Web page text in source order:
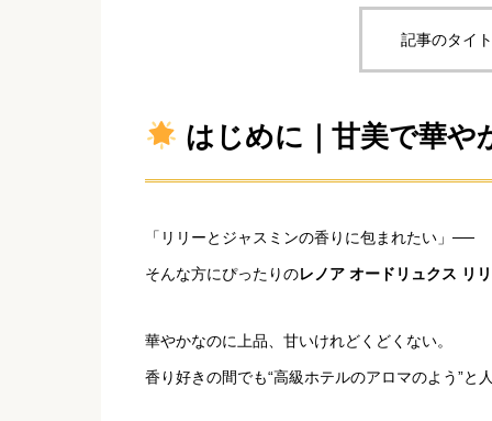
記事のタイ
はじめに｜甘美で華や
「リリーとジャスミンの香りに包まれたい」──
そんな方にぴったりのレノア オードリュクス リ
華やかなのに上品、甘いけれどくどくない。
香り好きの間でも“高級ホテルのアロマのよう”と